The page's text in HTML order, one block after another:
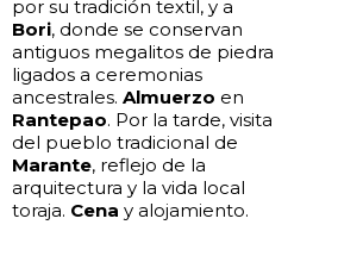
por su tradición textil, y a
Bori, donde se conservan
antiguos megalitos de piedra
ligados a ceremonias
ancestrales.Almuerzo en
Rantepao. Por la tarde, visita
del pueblo tradicional de
Marante, reflejo de la
arquitectura y la vida local
toraja. Cena y alojamiento.